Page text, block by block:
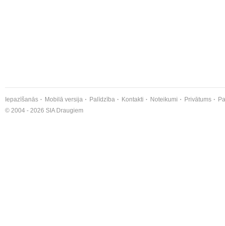
Iepazīšanās Mobilā versija Palīdzība Kontakti Noteikumi Privātums
© 2004 - 2026 SIA Draugiem